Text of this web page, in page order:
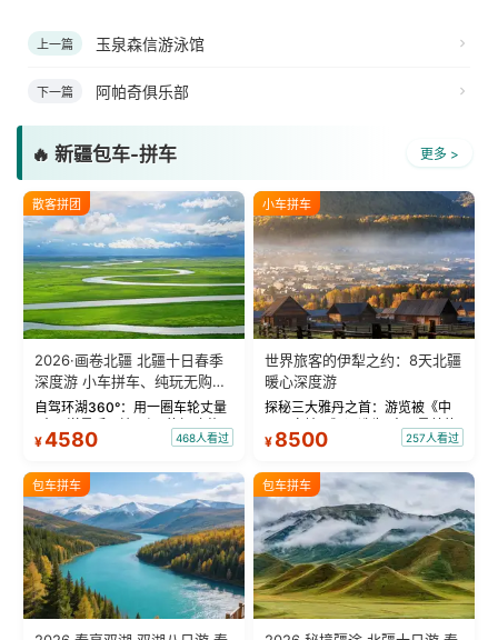
上一篇 玉泉森信游泳馆
下一篇 阿帕奇俱乐部
🔥 新疆包车-拼车 更多 >
散客拼团
2026·画卷北疆 北疆十日春季
深度游 小车拼车、纯玩无购
物！
自驾环湖360°：用一圈车轮丈量
“大西洋最后一滴眼泪”的极致蔚
蓝。 赛湖旅拍：甄选多款风格服
绝美瞬间。 赛湖坦克300跟车视
频：专业摄影师...
¥4580 468人看过
小车拼车
世界旅客的伊犁之约：8天北疆
暖心深度游
探秘三大雅丹之首：游览被《中
国国家地理》评选为“中国最美的
三大雅丹”第一名的克拉玛依魔鬼
瓦人最大村落——禾木村，欣赏
晨雾与小木...
¥ 8500 257人看过
包车拼车 包车拼车